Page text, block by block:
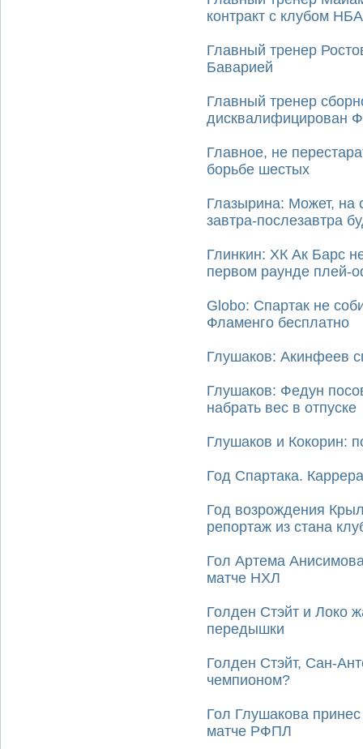
контракт с клубом НБА
Главный тренер
Баварией
Главный тренер
дисквалифицирован
Главное, не
борьбе шестых
Глазырина: Может, на
завтра-послезавтра
Глинкин: ХК Ак Барс
первом раунде плей-
Globo: Спартак не
Фламенго бесплатно
Глушаков: Акинфеев
Глушаков: Федун
набрать вес в отпуске
Глушаков и Кокорин:
Год Спартака.
Год возрождения
репортаж из стана
Гол Артема
матче НХЛ
Голден Стэйт и Локо
передышки
Голден Стэйт, Сан-
чемпионом?
Гол Глушакова
матче РФПЛ